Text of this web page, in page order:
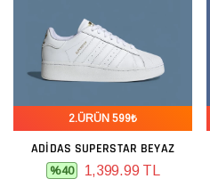
2.ÜRÜN 599₺
ADIDAS SUPERSTAR BEYAZ
%40 1,399.99 TL